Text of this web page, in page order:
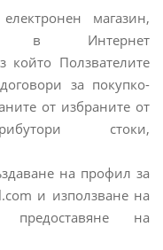
магазин,
в Интернет
който Ползвателите
за покупко-
от избраните от
стоки,
на профил за
и използване на
предоставяне на